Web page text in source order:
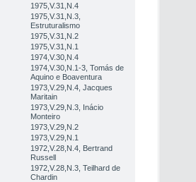
1975,V.31,N.4
1975,V.31,N.3,
Estruturalismo
1975,V.31,N.2
1975,V.31,N.1
1974,V.30,N.4
1974,V.30,N.1-3, Tomás de
Aquino e Boaventura
1973,V.29,N.4, Jacques
Maritain
1973,V.29,N.3, Inácio
Monteiro
1973,V.29,N.2
1973,V.29,N.1
1972,V.28,N.4, Bertrand
Russell
1972,V.28,N.3, Teilhard de
Chardin